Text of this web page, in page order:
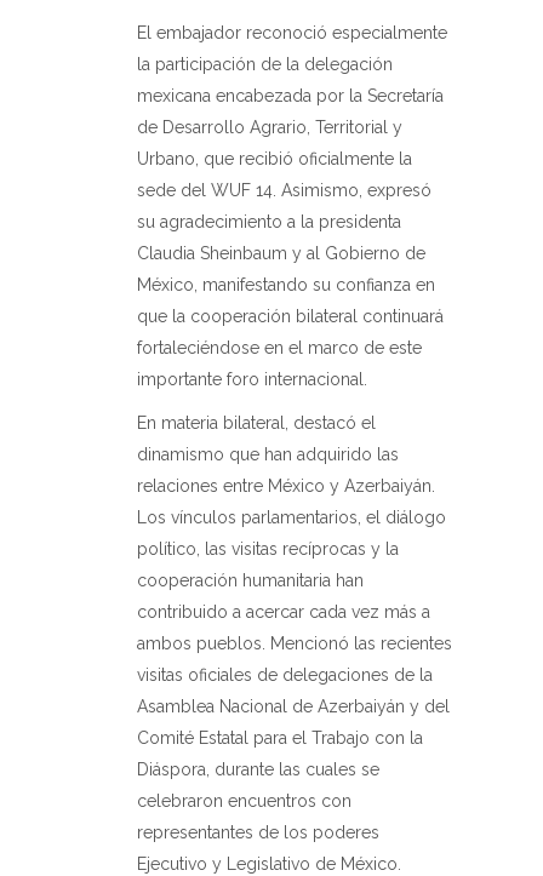
El embajador reconoció especialmente
la participación de la delegación
mexicana encabezada por la Secretaría
de Desarrollo Agrario, Territorial y
Urbano, que recibió oficialmente la
sede del WUF 14. Asimismo, expresó
su agradecimiento a la presidenta
Claudia Sheinbaum y al Gobierno de
México, manifestando su confianza en
que la cooperación bilateral continuará
fortaleciéndose en el marco de este
importante foro internacional.
En materia bilateral, destacó el
dinamismo que han adquirido las
relaciones entre México y Azerbaiyán.
Los vínculos parlamentarios, el diálogo
político, las visitas recíprocas y la
cooperación humanitaria han
contribuido a acercar cada vez más a
ambos pueblos. Mencionó las recientes
visitas oficiales de delegaciones de la
Asamblea Nacional de Azerbaiyán y del
Comité Estatal para el Trabajo con la
Diáspora, durante las cuales se
celebraron encuentros con
representantes de los poderes
Ejecutivo y Legislativo de México.